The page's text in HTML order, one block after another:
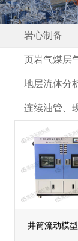
岩心制备
页岩气煤层
地层流体分
连续油管、
井筒流动模